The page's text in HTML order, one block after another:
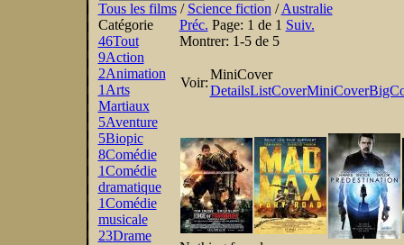
Tous les films/ Science fiction/Australie
Catégorie
46Tout
9Action
2Animation
1Arts
Martiaux
5Aventure
5Biopic
8Comédie
1Comédie
dramatique
1Comédie
musicale
23Drame
Préc. Page: 1 de 1 Suiv.
Montrer: 1-5 de 5
Voir:
MiniCover
DetailsListCoverMiniCover